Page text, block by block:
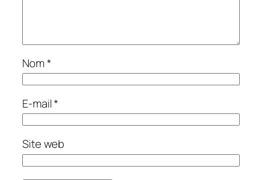
Nom*
E-mail*
Site web